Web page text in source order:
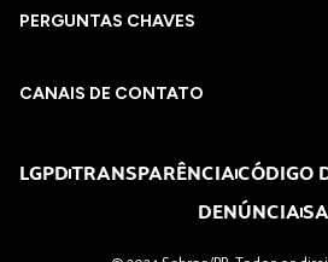
PERGUNTAS CHAVES​
CANAIS DE CONTATO
LGPDTRANSPARÊNCIACÓDIGO
DENÚNCIA